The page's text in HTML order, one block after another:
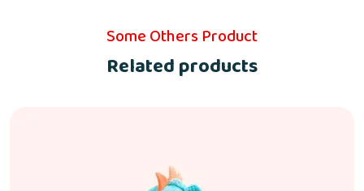
Some Others Product
Related products